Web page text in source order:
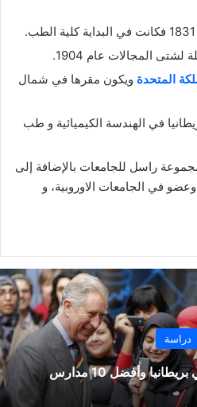
المجالات عام 1904.
المتحدة ويكون مقرها في شمال
في الهندسة الكيميائية و طب
راسل للجامعات بالإضافة إلى
في الجامعات الاوروبية، و
دراسة
وأفضل 10 مدارس